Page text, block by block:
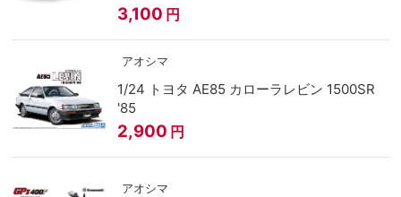
3,100 円
アオシマ
1/24 トヨタ AE85 カローラレビン 1500SR
'85
2,900 円
アオシマ